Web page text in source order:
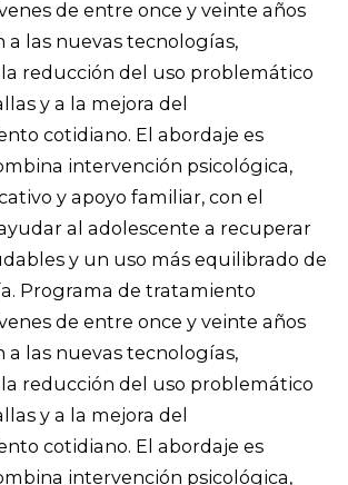
de entre once y veinte años
a las nuevas tecnologías,
reducción del uso problemático
y a la mejora del
cotidiano. El abordaje es
intervención psicológica,
y apoyo familiar, con el
al adolescente a recuperar
y un uso más equilibrado de
Programa de tratamiento
de entre once y veinte años
a las nuevas tecnologías,
reducción del uso problemático
y a la mejora del
cotidiano. El abordaje es
intervención psicológica,